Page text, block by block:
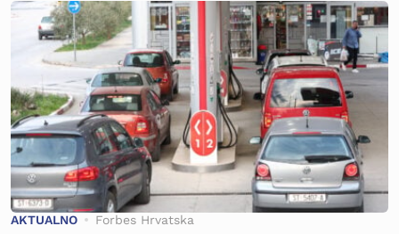
AKTUALNO Forbes Hrvatska